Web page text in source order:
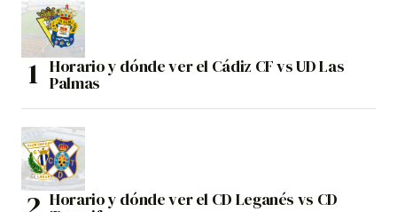
Horario y dónde ver el Cádiz CF vs UD Las
Palmas
Horario y dónde ver el CD Leganés vs CD